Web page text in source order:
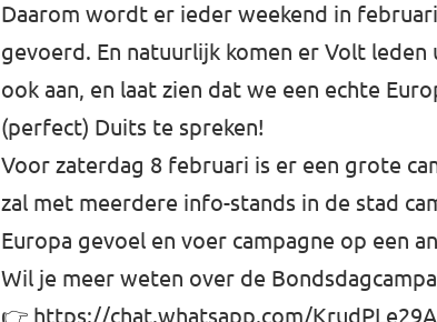
Daarom wordt er ieder weekend in
gevoerd. En natuurlijk komen er Volt
ook aan, en laat zien dat we een echte
(perfect) Duits te spreken!
Voor zaterdag 8 februari is er een grote
zal met meerdere info-stands in de stad
Europa gevoel en voer campagne op een
⁠Wil je meer weten over de
👉 https://chat.whatsapp.com/